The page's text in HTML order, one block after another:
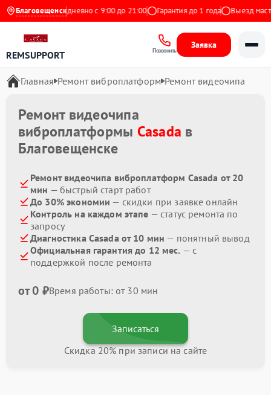
Благовещенск
на Яндекс Ежедневно с 9:00 до 21:00 Гарантия до 1 года Выезд
REMSUPPORT Позвонить
Заявка
Главная Ремонт виброплатформ Ремонт видеочипа
Ремонт видеочипа
виброплатформы Casada в
Благовещенске
Ремонт видеочипа виброплатформ Casada от 20
мин — быстрый старт работ
До 30% экономии — скидки при заявке онлайн
Контроль на каждом этапе — статус ремонта по
запросу
Диагностика Casada от 10 мин — понятный вывод
Официальная гарантия до 12 мес. — с
поддержкой после ремонта
от 0 ₽Время работы: от 30 мин
Записаться
Скидка 20% при записи на сайте